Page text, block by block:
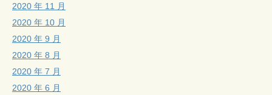
2020 年 11 月
2020 年 10 月
2020 年 9 月
2020 年 8 月
2020 年 7 月
2020 年 6 月